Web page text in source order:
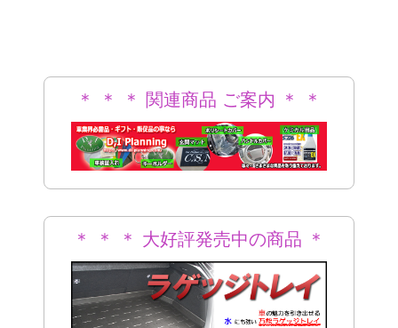
＊ ＊ ＊ 関連商品 ご案内 ＊ ＊
＊
＊ ＊ ＊ 大好評発売中の商品 ＊
＊ ＊